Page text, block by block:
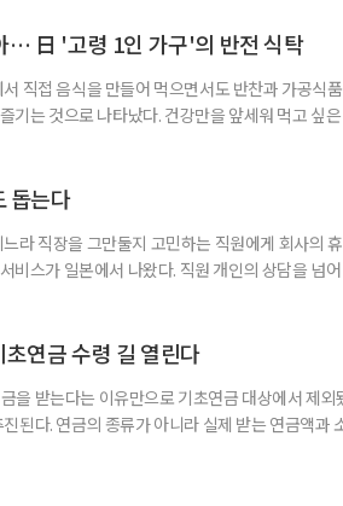
들의 교육학습동기를 성별과 연령, 거주지역, 소
… 日 '고령 1인 가구'의 반전 식탁
직접 음식을 만들어 먹으면서도 반찬과 가공식
기는 것으로 나타났다. 건강만을 앞세워 먹고 싶은
비중은 51%였다. 반찬과 냉동·즉석식품, 통조림
돕는다
라 직장을 그만둘지 고민하는 직원에게 회사의
비스가 일본에서 나왔다. 직원 개인의 상담을 넘
밝히지 않고 하루 24시간 AI와 상담할 수 있으며,
연금 수령 길 열린다
을 받는다는 이유만으로 기초연금 대상에서 제외
된다. 연금의 종류가 아니라 실제 받는 연금액과